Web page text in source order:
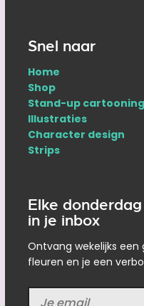
Snel naar
Home
Shop
Stand-up cartooning
Illustraties
Character design
Strips
Elke
in je inbox
Ontvang wekelijks
fleuren en je een